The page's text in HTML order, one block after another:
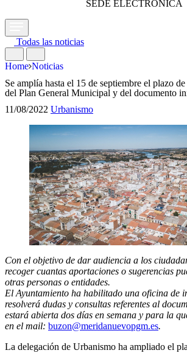
SEDE ELECTRÓNICA
Todas las noticias
Home Noticias
Se amplía hasta el 15 de septiembre el plazo
del Plan General Municipal y del documento
11/08/2022 Urbanismo
Con el objetivo de dar audiencia a los
recoger cuantas aportaciones o sugerencias
otras personas o entidades.
El Ayuntamiento ha habilitado una oficina de
resolverá dudas y consultas referentes al
estará abierta dos días en semana y para la
en el mail: buzon@meridanuevopgm.es.
La delegación de Urbanismo ha ampliado el